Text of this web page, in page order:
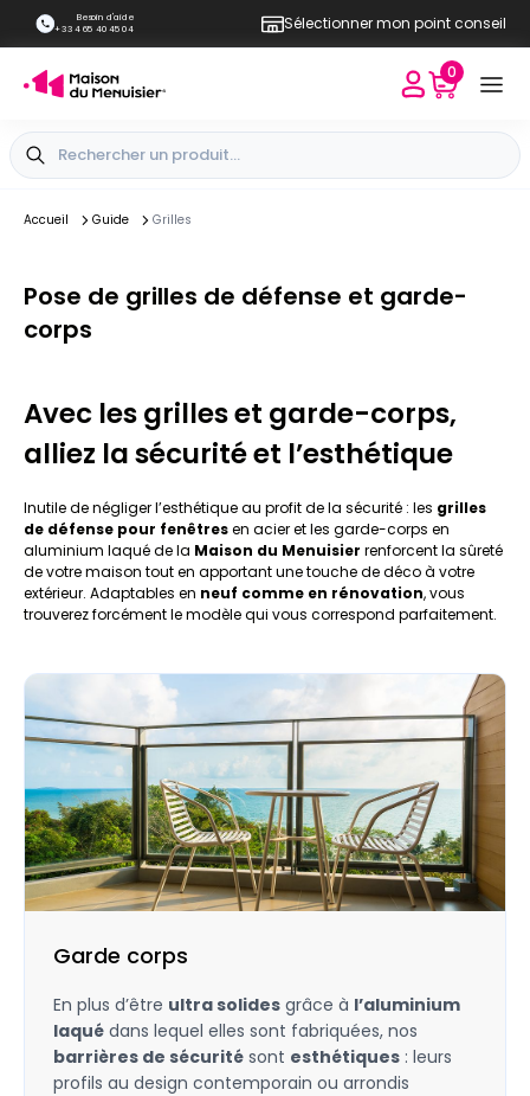
Besoin d'aide
+33 4 65 40 45 04
Sélectionner mon point conseil
0
Accueil Guide Grilles
Pose de grilles de défense et garde-
corps
Avec les grilles et garde-corps,
alliez la sécurité et l’esthétique
Inutile de négliger l’esthétique au profit de la sécurité : les grilles
de défense pour fenêtresen acier et les garde-corps en
aluminium laqué de la Maison du Menuisier renforcent la sûreté
de votre maison tout en apportant une touche de déco à votre
extérieur. Adaptables en neuf comme en rénovation, vous
trouverez forcément le modèle qui vous correspond parfaitement.
Garde corps
En plus d’être ultra solides grâce à l’aluminium
laqué dans lequel elles sont fabriquées, nos
barrières de sécurité sont esthétiques : leurs
profils au design contemporain ou arrondis